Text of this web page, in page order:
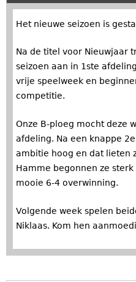
Het nieuwe seizoen is
Na de titel voor Nieuwjaar
seizoen aan in 1ste
vrije speelweek en
competitie.
Onze B-ploeg mocht deze
afdeling. Na een knappe
ambitie hoog en dat lieten
Hamme begonnen ze
mooie 6-4 overwinning.
Volgende week spelen
Niklaas. Kom hen